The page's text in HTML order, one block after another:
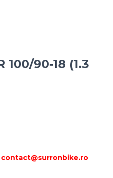
100/90-18 (1.3
contact@surronbike.ro